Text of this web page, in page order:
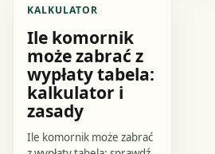
emerytury.
KALKULATOR
Ile komornik
może zabrać z
wypłaty tabela:
kalkulator i
zasady
Ile komornik może zabrać